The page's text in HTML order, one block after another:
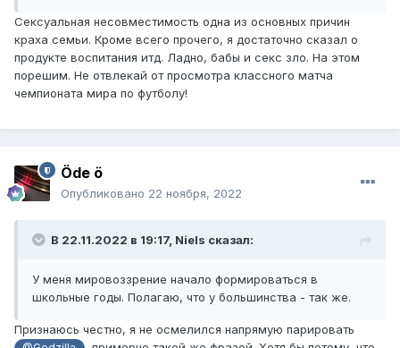
Сексуальная несовместимость одна из основных причин
краха семьи. Кроме всего прочего, я достаточно сказал о
продукте воспитания итд. Ладно, бабы и секс зло. На этом
порешим. Не отвлекай от просмотра классного матча
чемпионата мира по футболу!
Öde ö
Опубликовано 22 ноября, 2022
В 22.11.2022 в 19:17, Niels сказал:
У меня мировоззрение начало формироваться в
школьные годы. Полагаю, что у большинства - так же.
Признаюсь честно, я не осмелился напрямую парировать